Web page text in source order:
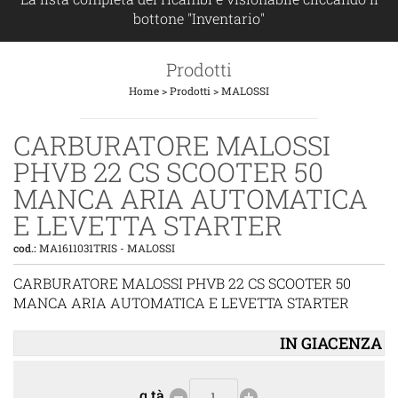
bottone "Inventario"
Prodotti
Home>Prodotti >MALOSSI
CARBURATORE MALOSSI
PHVB 22 CS SCOOTER 50
MANCA ARIA AUTOMATICA
E LEVETTA STARTER
cod.:MA1611031TRIS - MALOSSI
CARBURATORE MALOSSI PHVB 22 CS SCOOTER 50
MANCA ARIA AUTOMATICA E LEVETTA STARTER
IN GIACENZA